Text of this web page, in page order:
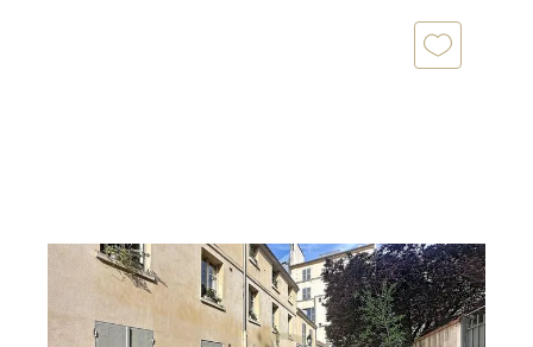
VERSAILLES 78
2 , 2 pièces
Ref : 2666